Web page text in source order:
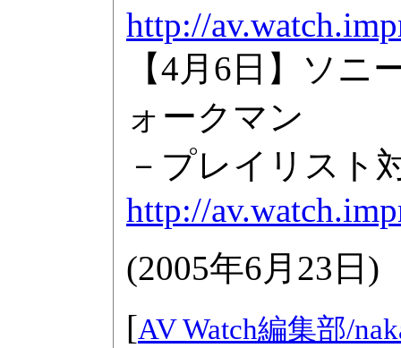
http://
【4月6日】ソニ
ォークマン
－プレイリスト
http://
(2005年6月23日 )
[AV Watch編集部/